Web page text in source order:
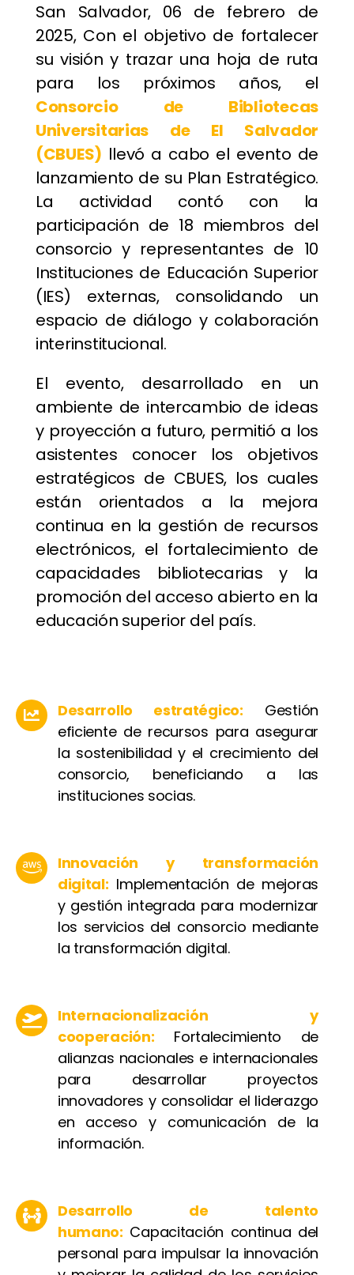
San Salvador, 06 de febrero de
2025, Con el objetivo de fortalecer
su visión y trazar una hoja de ruta
para los próximos años, el
Consorcio de Bibliotecas
Universitarias de El Salvador
(CBUES) llevó a cabo el evento de
lanzamiento de su Plan Estratégico.
La actividad contó con la
participación de 18 miembros del
consorcio y representantes de 10
Instituciones de Educación Superior
(IES) externas, consolidando un
espacio de diálogo y colaboración
interinstitucional.
El evento, desarrollado en un
ambiente de intercambio de ideas
y proyección a futuro, permitió a los
asistentes conocer los objetivos
estratégicos de CBUES, los cuales
están orientados a la mejora
continua en la gestión de recursos
electrónicos, el fortalecimiento de
capacidades bibliotecarias y la
promoción del acceso abierto en la
educación superior del país.
Desarrollo estratégico:
Gestión
eficiente de recursos para asegurar
la sostenibilidad y el crecimiento del
consorcio, beneficiando a las
instituciones socias.
Innovación y transformación
digital: Implementación de mejoras
y gestión integrada para modernizar
los servicios del consorcio mediante
la transformación digital.
Internacionalización y
cooperación: Fortalecimiento de
alianzas nacionales e internacionales
para desarrollar proyectos
innovadores y consolidar el liderazgo
en acceso y comunicación de la
información.
Desarrollo de talento
humano: Capacitación continua del
personal para impulsar la innovación